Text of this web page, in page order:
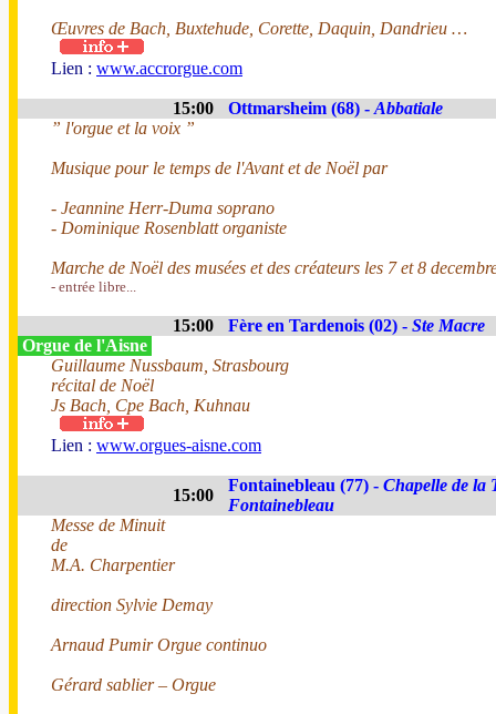
Œuvres de Bach, Buxtehude, Corette, Daquin, Dandrieu …
Lien : www.accrorgue.com
15:00 Ottmarsheim (68) - Abbatiale
” l'orgue et la voix ”
Musique pour le temps de l'Avant et de Noël par
- Jeannine Herr-Duma soprano
- Dominique Rosenblatt organiste
Marche de Noël des musées et des créateurs les 7 et 8
- entrée libre...
15:00 Fère en Tardenois (02) - Ste Macre
Orgue de l'Aisne
Guillaume Nussbaum, Strasbourg
récital de Noël
Js Bach, Cpe Bach, Kuhnau
Lien : www.orgues-aisne.com
15:00
Fontainebleau (77) - Chapelle de la
Fontainebleau
Messe de Minuit
de
M.A. Charpentier
direction Sylvie Demay
Arnaud Pumir Orgue continuo
Gérard sablier – Orgue